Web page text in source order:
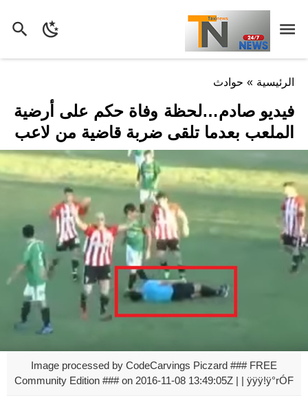
الرئيسية » حوادث
فيديو صادم…لحظة وفاة حكم على أرضية
الملعب بعدما تلقى ضربة قاضية من لاعب
Image processed by CodeCarvings Piczard ### FREE
Community Edition ### on 2016-11-08 13:49:05Z | | ÿÿÿ!ÿ°­rÓF